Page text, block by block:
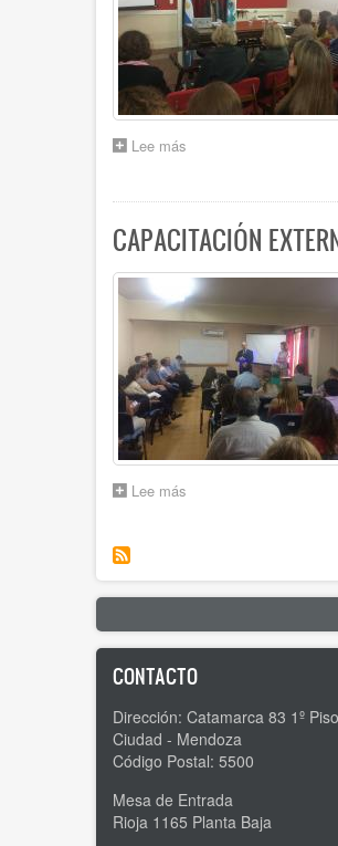
Lee más
HERRAMIENTAS
DE
CONTROL
CAPACITACIÓN
Lee más
IPV
CONTACTO
Dirección: Catamarca 83 1º Piso
Ciudad - Mendoza
Código Postal: 5500
Mesa de Entrada
Rioja 1165 Planta Baja